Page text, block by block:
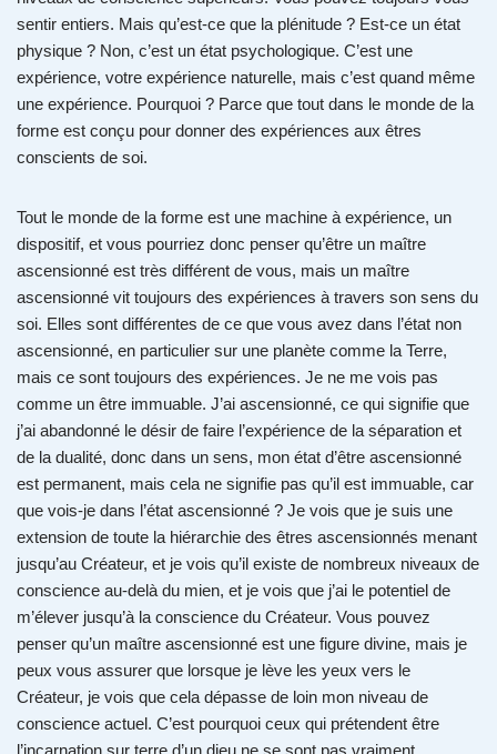
sentir entiers. Mais qu’est-ce que la plénitude ? Est-ce un état
physique ? Non, c’est un état psychologique. C’est une
expérience, votre expérience naturelle, mais c’est quand même
une expérience. Pourquoi ? Parce que tout dans le monde de la
forme est conçu pour donner des expériences aux êtres
conscients de soi.
Tout le monde de la forme est une machine à expérience, un
dispositif, et vous pourriez donc penser qu’être un maître
ascensionné est très différent de vous, mais un maître
ascensionné vit toujours des expériences à travers son sens du
soi. Elles sont différentes de ce que vous avez dans l’état non
ascensionné, en particulier sur une planète comme la Terre,
mais ce sont toujours des expériences. Je ne me vois pas
comme un être immuable. J’ai ascensionné, ce qui signifie que
j’ai abandonné le désir de faire l’expérience de la séparation et
de la dualité, donc dans un sens, mon état d’être ascensionné
est permanent, mais cela ne signifie pas qu’il est immuable, car
que vois-je dans l’état ascensionné ? Je vois que je suis une
extension de toute la hiérarchie des êtres ascensionnés menant
jusqu’au Créateur, et je vois qu’il existe de nombreux niveaux de
conscience au-delà du mien, et je vois que j’ai le potentiel de
m’élever jusqu’à la conscience du Créateur. Vous pouvez
penser qu’un maître ascensionné est une figure divine, mais je
peux vous assurer que lorsque je lève les yeux vers le
Créateur, je vois que cela dépasse de loin mon niveau de
conscience actuel. C’est pourquoi ceux qui prétendent être
l’incarnation sur terre d’un dieu ne se sont pas vraiment